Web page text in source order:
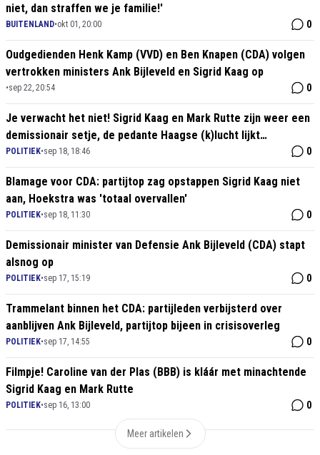
niet, dan straffen we je familie!'
BUITENLAND•okt 01, 20:00 0
Oudgedienden Henk Kamp (VVD) en Ben Knapen (CDA) volgen
vertrokken ministers Ank Bijleveld en Sigrid Kaag op
•sep 22, 20:54 0
Je verwacht het niet! Sigrid Kaag en Mark Rutte zijn weer een
demissionair setje, de pedante Haagse (k)lucht lijkt
opgeklaard
POLITIEK•sep 18, 18:46 0
Blamage voor CDA: partijtop zag opstappen Sigrid Kaag niet
aan, Hoekstra was 'totaal overvallen'
POLITIEK•sep 18, 11:30 0
Demissionair minister van Defensie Ank Bijleveld (CDA) stapt
alsnog op
POLITIEK•sep 17, 15:19 0
Trammelant binnen het CDA: partijleden verbijsterd over
aanblijven Ank Bijleveld, partijtop bijeen in crisisoverleg
POLITIEK•sep 17, 14:55 0
Filmpje! Caroline van der Plas (BBB) is kláár met minachtende
Sigrid Kaag en Mark Rutte
POLITIEK•sep 16, 13:00 0
Meer artikelen